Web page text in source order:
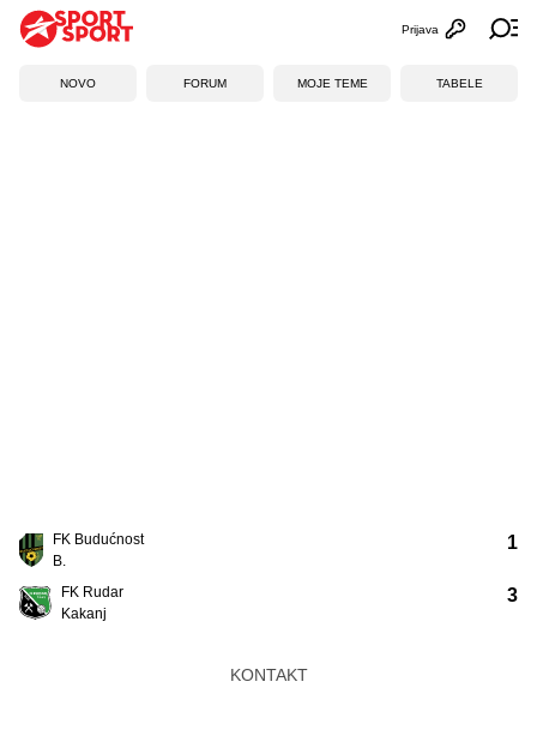
Otvori
Prijava
NOVO FORUM MOJE TEME TABELE
FK Budućnost
B.
FK Rudar
Kakanj
1
3
KONTAKT